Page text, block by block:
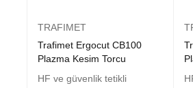
TRAFIMET
Trafimet Ergocut CB100
Plazma Kesim Torcu
HF ve güvenlik tetikli